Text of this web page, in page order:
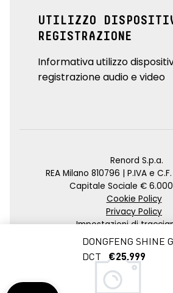
DONGFENG SHINE
DCT
€25.999
UTILIZZO
REGISTRAZIONE
Informativa utilizzo
registrazione audio e video
Renord S.p.a.
REA Milano 810796 | P.IVA e
Capitale Sociale €
Cookie Policy
Privacy Policy
Impostazioni di
Credits
Agenzia SEO